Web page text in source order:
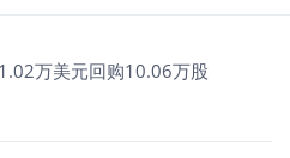
万美元回购10.06万股